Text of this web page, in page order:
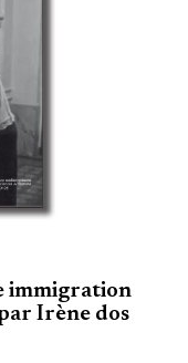
immigration
Irène dos